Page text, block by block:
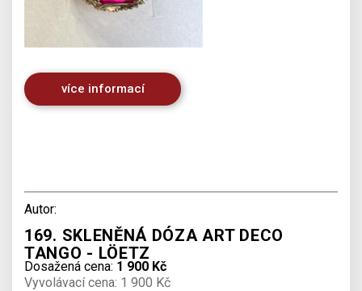
více informací
Autor:
169. SKLENĚNÁ DÓZA ART DECO
TANGO - LÖETZ
Dosažená cena: 1 900 Kč
Vyvolávací cena: 1 900 Kč